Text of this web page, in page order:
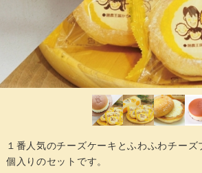
１番人気のチーズケーキとふわふわチーズ
個入りのセットです。